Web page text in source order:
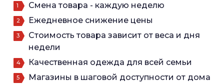
Смена товара - каждую неделю
Ежедневное снижение цены
Стоимость товара зависит от веса и дня
недели
Качественная одежда для всей семьи
Магазины в шаговой доступности от дома